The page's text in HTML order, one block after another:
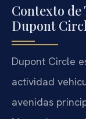
Contexto
Dupont
Dupont Circle
actividad
avenidas